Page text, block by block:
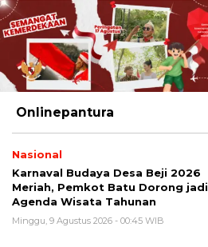
Onlinepantura
Nasional
Karnaval Budaya Desa Beji 2026
Meriah, Pemkot Batu Dorong jadi
Agenda Wisata Tahunan
Minggu, 9 Agustus 2026 - 00:45 WIB